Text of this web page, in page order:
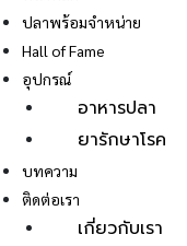
ปลาพร้อมจำหน่าย
Hall of Fame
อุปกรณ์
อาหารปลา
ยารักษาโรค
บทความ
ติดต่อเรา
เกี่ยวกับเรา